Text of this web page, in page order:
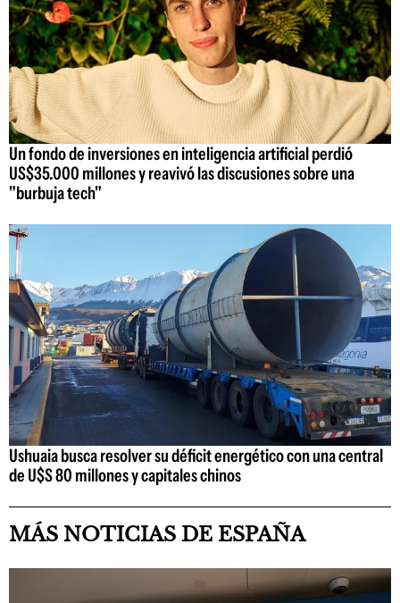
Un fondo de inversiones en inteligencia artificial perdió
US$35.000 millones y reavivó las discusiones sobre una
"burbuja tech"
Ushuaia busca resolver su déficit energético con una central
de U$S 80 millones y capitales chinos
MÁS NOTICIAS DE ESPAÑA